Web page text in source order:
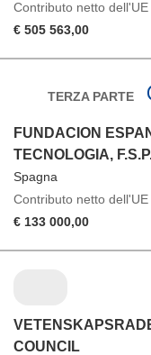
Contributo netto dell'UE
€ 505 563,00
TERZA PARTE
FUNDACION
TECNOLOGIA,
Spagna
Contributo netto dell'UE
€ 133 000,00
COUNCIL